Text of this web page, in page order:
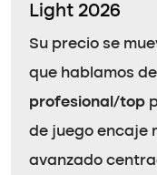
Light 2026
Su precio se
que hablamos
profesional/top
de juego encaje
avanzado